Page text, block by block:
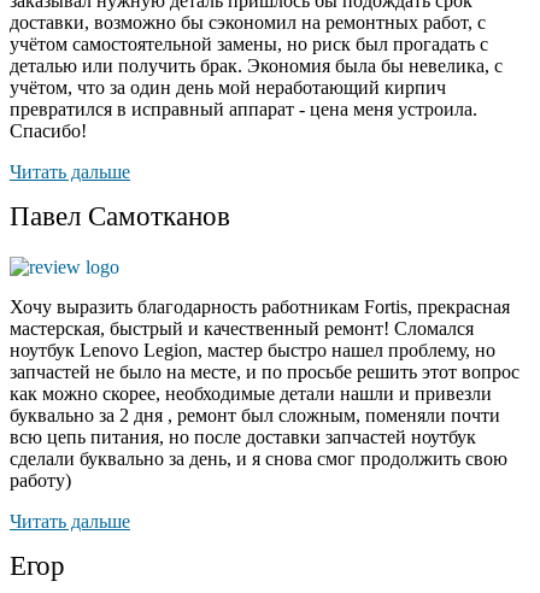
доставки, возможно бы сэкономил на ремонтных работ, с
учётом самостоятельной замены, но риск был прогадать с
деталью или получить брак. Экономия была бы невелика, с
учётом, что за один день мой неработающий кирпич
превратился в исправный аппарат - цена меня устроила.
Спасибо!
Читать дальше
Павел Самотканов
Хочу выразить благодарность работникам Fortis, прекрасная
мастерская, быстрый и качественный ремонт! Сломался
ноутбук Lenovo Legion, мастер быстро нашел проблему, но
запчастей не было на месте, и по просьбе решить этот вопрос
как можно скорее, необходимые детали нашли и привезли
буквально за 2 дня , ремонт был сложным, поменяли почти
всю цепь питания, но после доставки запчастей ноутбук
сделали буквально за день, и я снова смог продолжить свою
работу)
Читать дальше
Егор